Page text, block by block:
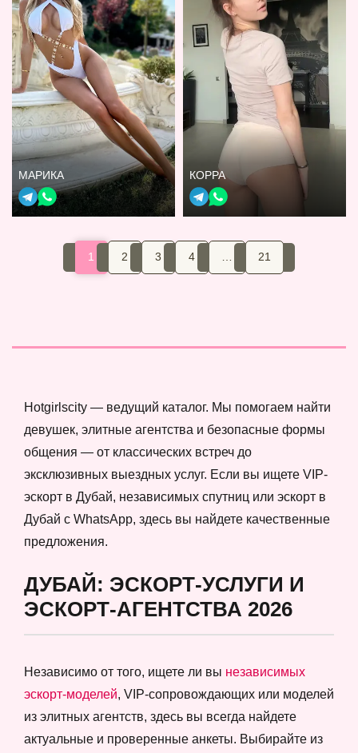
МАРИКА КОРРА
1 2 3 4 21
Hotgirlscity — ведущий каталог. Мы помогаем найти
девушек, элитные агентства и безопасные формы
общения — от классических встреч до
эксклюзивных выездных услуг. Если вы ищете VIP-
эскорт в Дубай, независимых спутниц или эскорт в
Дубай с WhatsApp, здесь вы найдете качественные
предложения.
ДУБАЙ: ЭСКОРТ-УСЛУГИ И
ЭСКОРТ-АГЕНТСТВА 2026
Независимо от того, ищете ли вы независимых
эскорт-моделей, VIP-сопровождающих или моделей
из элитных агентств, здесь вы всегда найдете
актуальные и проверенные анкеты. Выбирайте из